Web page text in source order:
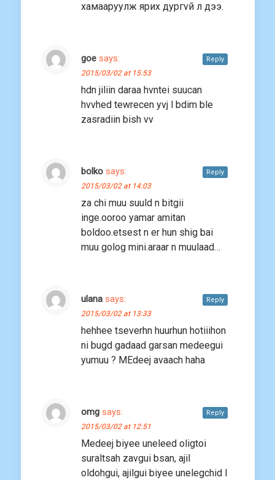
хамааруулж ярих дургvй л дээ.
goe says:
2015/03/02 at 15:53
hdn jiliin daraa hvntei suucan
hvvhed tewrecen yvj l bdim ble
zasradiin bish vv
Reply
bolko says:
2015/03/02 at 14:03
za chi muu suuld n bitgii
inge.ooroo yamar amitan
boldoo.etsest n er hun shig bai
muu golog mini.araar n muulaad…
Reply
ulana says:
2015/03/02 at 13:33
hehhee tseverhn huurhun hotiiihon
ni bugd gadaad garsan medeegui
yumuu ? MEdeej avaach haha
Reply
omg says:
2015/03/02 at 12:51
Medeej biyee uneleed oligtoi
suraltsah zavgui bsan, ajil
oldohgui, ajilgui biyee unelegchid l
Reply